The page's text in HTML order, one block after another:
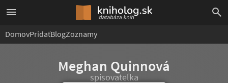
DomovPridaťBlogZoznamy
Meghan Quinnová
spisovateľka